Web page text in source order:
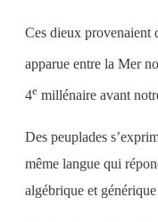
Ces dieux provenaient
apparue entre la Mer
4e millénaire avant
Des peuplades
même langue qui
algébrique et